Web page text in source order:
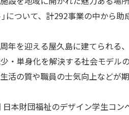
について、計292事業の中から
年を迎える屋久島に建てられる
・単身化を解決する社会モデル
活の質や職員の士気向上などが
本財団福祉のデザイン学生コン